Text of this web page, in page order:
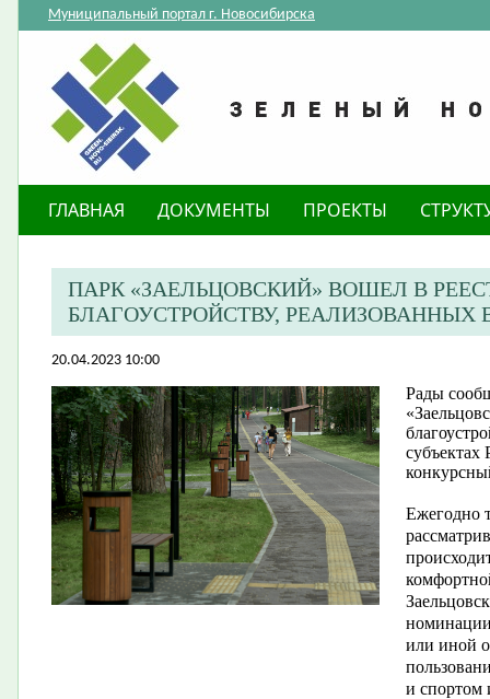
Муниципальный портал г. Новосибирска
ГЛАВНАЯ ДОКУМЕНТЫ ПРОЕКТЫ
ПАРК «ЗАЕЛЬЦОВСКИЙ» ВОШЕЛ В
БЛАГОУСТРОЙСТВУ, РЕАЛИЗОВАННЫХ В
20.04.2023 10:00
Рады
Ежегодно
номинации
или иной
и спортом